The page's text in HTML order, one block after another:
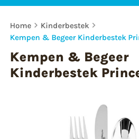
Home
Kinderbestek
Kempen & Begeer Kinderbestek
Kempen & Begeer
Kinderbestek